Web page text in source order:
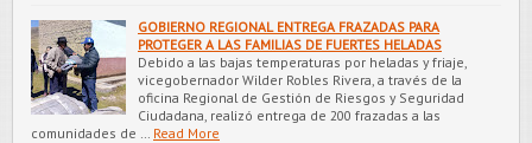
GOBIERNO REGIONAL ENTREGA FRAZADAS PARA
PROTEGER A LAS FAMILIAS DE FUERTES HELADAS
Debido a las bajas temperaturas por heladas y friaje,
vicegobernador Wilder Robles Rivera, a través de la
oficina Regional de Gestión de Riesgos y Seguridad
Ciudadana, realizó entrega de 200 frazadas a las
comunidades de …
Read More